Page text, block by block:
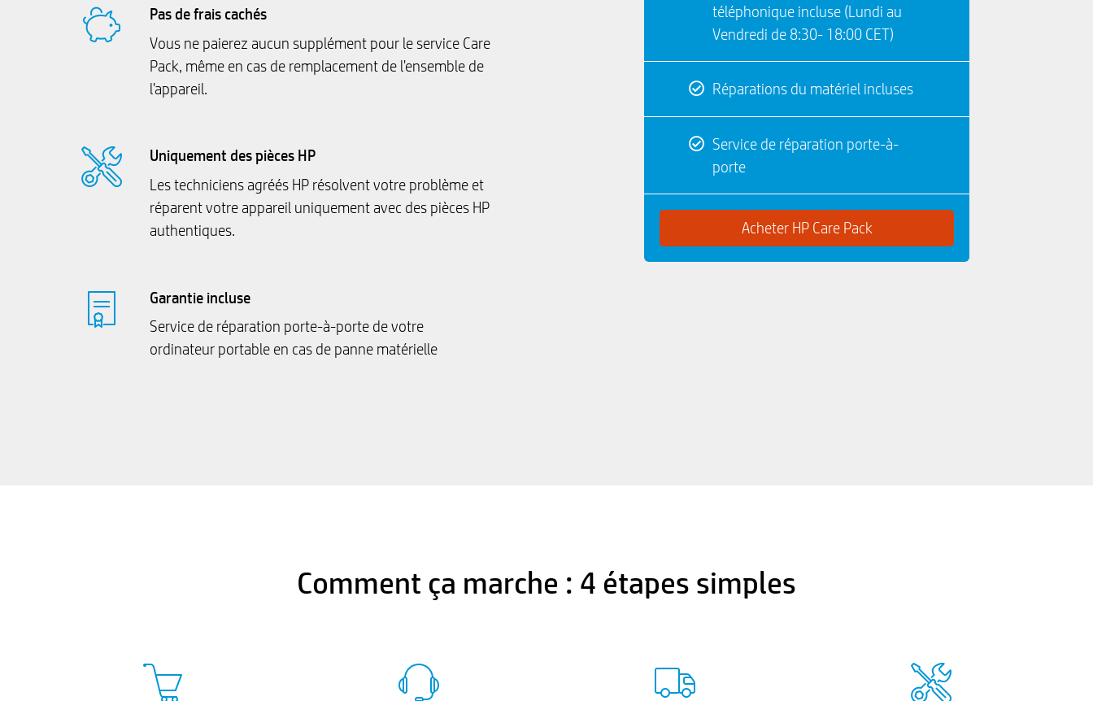
Pas de frais cachés
Vous ne paierez aucun supplément pour le service Care
Pack, même en cas de remplacement de l'ensemble de
l'appareil.
Uniquement des pièces HP
Les techniciens agréés HP résolvent votre problème et
réparent votre appareil uniquement avec des pièces HP
authentiques.
Garantie incluse
Service de réparation porte-à-porte de votre
ordinateur portable en cas de panne matérielle
téléphonique incluse (Lundi au
Vendredi de 8:30- 18:00 CET)
Réparations du matériel incluses
Service de réparation porte-à-
porte
Acheter HP Care Pack
Comment ça marche : 4 étapes simples